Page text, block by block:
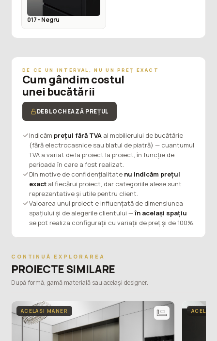
017 - Negru
DE CE UN INTERVAL, NU UN PREȚ EXACT
Cum gândim costul
unei bucătării
DEBLOCHEAZĂ PREȚUL
Indicăm prețul fără TVAal mobilierului de bucătărie
(fără electrocasnice sau blatul de piatră) — cuantumul
TVA a variat de la proiect la proiect, în funcție de
perioada în care a fost realizat.
Din motive de confidențialitate nu indicăm prețul
exactal fiecărui proiect, dar categoriile alese sunt
reprezentative și utile pentru client.
Valoarea unui proiect e influențată de dimensiunea
spațiului și de alegerile clientului —în același spațiu
se pot realiza configurații cu variații de preț și de 100%.
CONTINUĂ EXPLORAREA
PROIECTE SIMILARE
După formă, gamă materială sau același designer.
ACELASI MANER